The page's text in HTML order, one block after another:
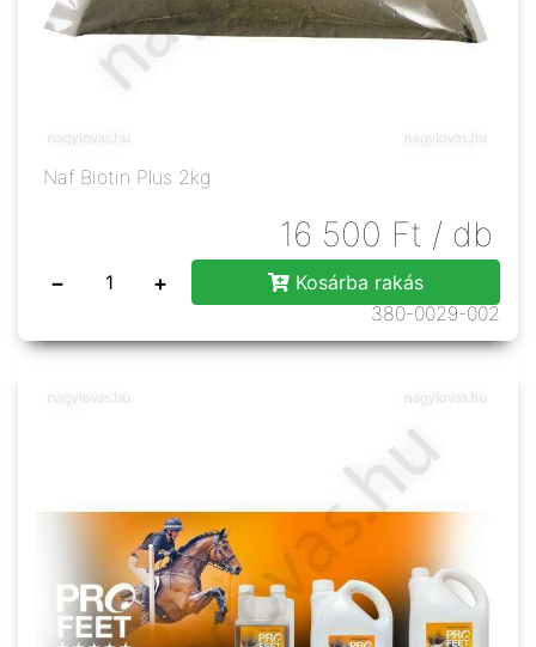
Naf Biotin Plus 2kg
16 500 Ft / db
− +
Kosárba rakás
380-0029-002